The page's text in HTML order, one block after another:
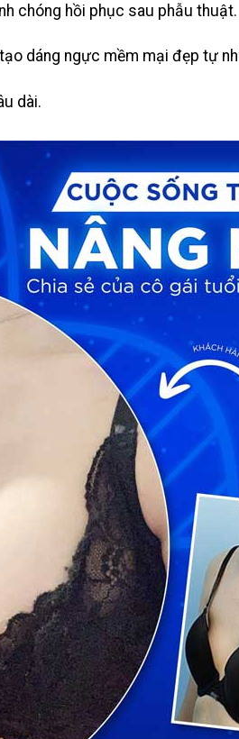
chóng hồi phục sau phẫu thuật.
dáng ngực mềm mại đẹp tự
dài.